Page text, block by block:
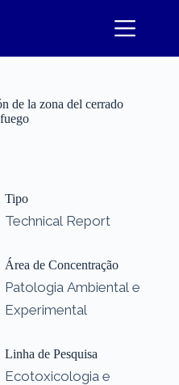
de la zona del cerrado
Tipo
Technical Report
Área de Concentração
Patologia Ambiental e
Experimental
Linha de Pesquisa
Ecotoxicologia e